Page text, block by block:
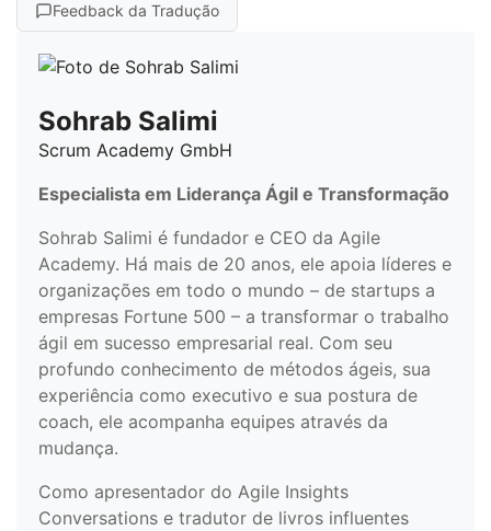
Feedback da Tradução
Sohrab Salimi
Scrum Academy GmbH
Especialista em Liderança Ágil e Transformação
Sohrab Salimi é fundador e CEO da Agile
Academy. Há mais de 20 anos, ele apoia líderes e
organizações em todo o mundo – de startups a
empresas Fortune 500 – a transformar o trabalho
ágil em sucesso empresarial real. Com seu
profundo conhecimento de métodos ágeis, sua
experiência como executivo e sua postura de
coach, ele acompanha equipes através da
mudança.
Como apresentador do Agile Insights
Conversations e tradutor de livros influentes